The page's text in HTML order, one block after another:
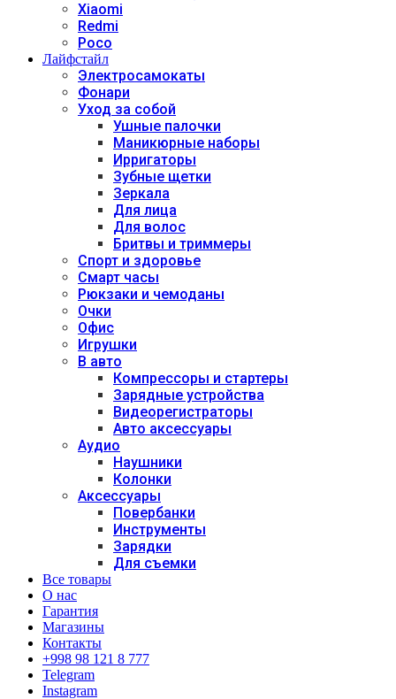
Xiaomi
Redmi
Poco
Лайфстайл
Электросамокаты
Фонари
Уход за собой
Ушные палочки
Маникюрные наборы
Ирригаторы
Зубные щетки
Зеркала
Для лица
Для волос
Бритвы и триммеры
Спорт и здоровье
Смарт часы
Рюкзаки и чемоданы
Очки
Офис
Игрушки
В авто
Компрессоры и стартеры
Зарядные устройства
Видеорегистраторы
Авто аксессуары
Аудио
Наушники
Колонки
Аксессуары
Повербанки
Инструменты
Зарядки
Для съемки
Все товары
О нас
Гарантия
Магазины
Контакты
+998 98 121 8 777
Telegram
Instagram